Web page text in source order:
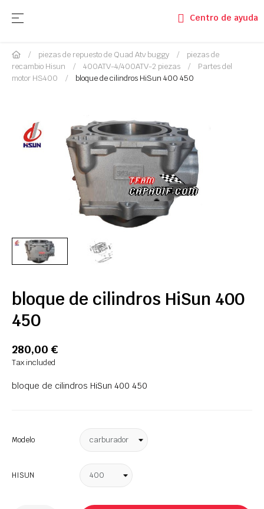
Navegación de palanca
☰ Centro de ayuda
piezas de repuesto de Quad Atv buggy
piezas de
recambio Hisun
400ATV-4/400ATV-2 piezas
Partes del
motor HS400
bloque de cilindros HiSun 400 450
bloque de cilindros HiSun 400
450
280,00 €
Tax included
bloque de cilindros HiSun 400 450
Modelo
HISUN